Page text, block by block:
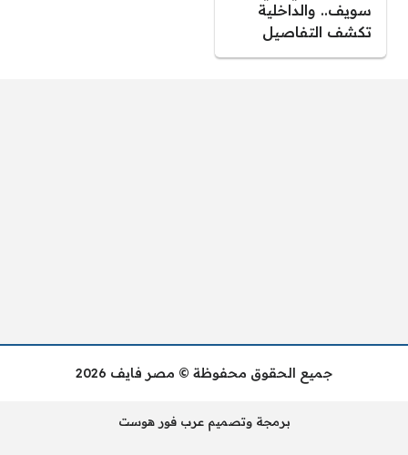
سويف.. والداخلية
تكشف التفاصيل
جميع الحقوق محفوظة © مصر فايف 2026
برمجة وتصميم عرب فور هوست